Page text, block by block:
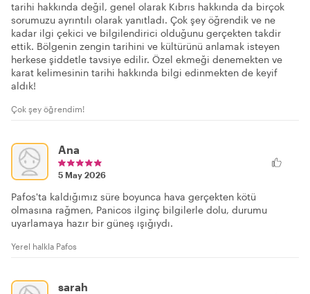
tarihi hakkında değil, genel olarak Kıbrıs hakkında da birçok
sorumuzu ayrıntılı olarak yanıtladı. Çok şey öğrendik ve ne
kadar ilgi çekici ve bilgilendirici olduğunu gerçekten takdir
ettik. Bölgenin zengin tarihini ve kültürünü anlamak isteyen
herkese şiddetle tavsiye edilir. Özel ekmeği denemekten ve
karat kelimesinin tarihi hakkında bilgi edinmekten de keyif
aldık!
Çok şey öğrendim!
Ana
5 May 2026
Pafos'ta kaldığımız süre boyunca hava gerçekten kötü
olmasına rağmen, Panicos ilginç bilgilerle dolu, durumu
uyarlamaya hazır bir güneş ışığıydı.
Yerel halkla Pafos
sarah